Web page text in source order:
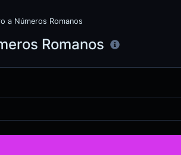
a Números Romanos
Romanos